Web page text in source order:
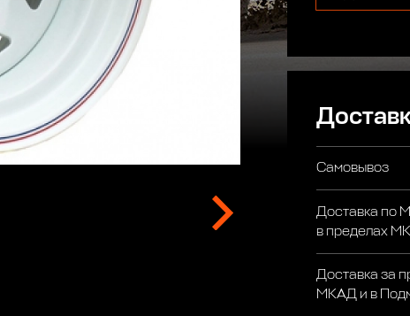
Самовывоз
Доставка по
в пределах
Доставка за
МКАД и в